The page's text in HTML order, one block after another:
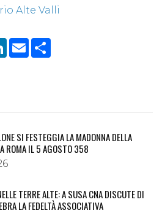
Alte Valli
LinkedIn
Email
SI FESTEGGIA LA MADONNA DELLA
ROMA IL 5 AGOSTO 358
TERRE ALTE: A SUSA CNA DISCUTE DI
LA FEDELTÀ ASSOCIATIVA